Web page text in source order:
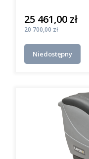
Cena
25 461,00 zł
Cena
20 700,00 zł
Niedostępny